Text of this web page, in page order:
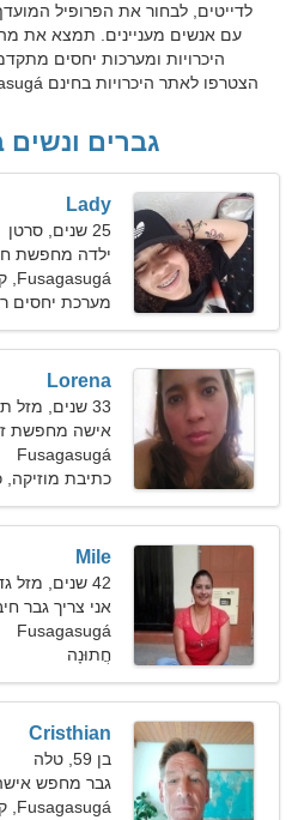
לדייטים, לבחור את הפרופיל
עם אנשים מעניינים. תמצא את
היכרויות ומערכות יחסים
הצטרפו לאתר היכרויות בחינם Fusagasugá למקומיים, זרים, תיירים.
גברים ונשים
Lady
25 שנים, סרטן
ילדה מחפשת
Fusagasugá, קולומביה
מערכת יחסים
Lorena
33 שנים, מזל תאומים
אישה מחפשת
Fusagasugá
כתיבת מוזיקה,
Mile
42 שנים, מזל גדי
אני צריך גבר
Fusagasugá
חֲתוּנָה
Cristhian
בן 59, טלה
57
Fusagasugá, קולומביה